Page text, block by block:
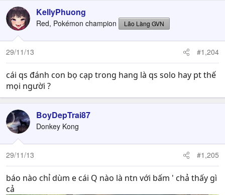
KellyPhuong
Red, Pokémon champion Lão Làng GVN
29/11/13 #1,204
cái qs đánh con bọ cạp trong hang là qs solo hay pt thế
mọi người ?
BoyDepTrai87
Donkey Kong
29/11/13 #1,205
báo nào chỉ dùm e cái Q nào là ntn với bấm ' chả thấy gì
cả